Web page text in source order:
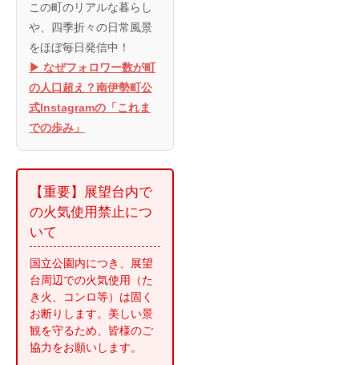
この町のリアルな暮らし
や、四季折々の日常風景
をほぼ毎日発信中！
▶︎ なぜフォロワー数が町
の人口超え？南伊勢町公
式Instagramの「これま
での歩み」
【重要】展望台内で
の火気使用禁止につ
いて
国立公園内につき、展望
台周辺での火気使用（た
き火、コンロ等）は固く
お断りします。美しい景
観を守るため、皆様のご
協力をお願いします。